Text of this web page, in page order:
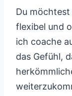
Du
flexibel und
ich coache
das Gefühl,